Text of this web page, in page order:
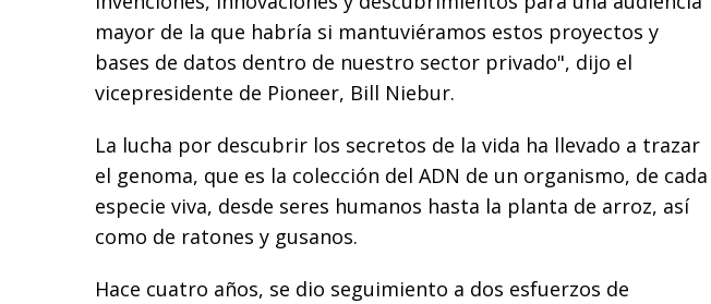
mayor de la que habría si mantuviéramos estos proyectos y
bases de datos dentro de nuestro sector privado", dijo el
vicepresidente de Pioneer, Bill Niebur.
La lucha por descubrir los secretos de la vida ha llevado a trazar
el genoma, que es la colección del ADN de un organismo, de cada
especie viva, desde seres humanos hasta la planta de arroz, así
como de ratones y gusanos.
Hace cuatro años, se dio seguimiento a dos esfuerzos de